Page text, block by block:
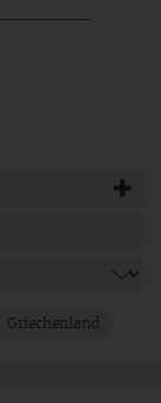
Griechenland